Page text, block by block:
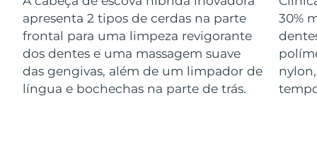
apresenta 2 tipos de cerdas na parte
frontal para uma limpeza revigorante
dos dentes e uma massagem suave
das gengivas, além de um limpador de
língua e bochechas na parte de trás.
30%
Luxemburgo Entrega prevista09/08/2026
Macau, RAE da
China
Entrega prevista 11/08/2026
Malásia Entrega prevista12/08/2026